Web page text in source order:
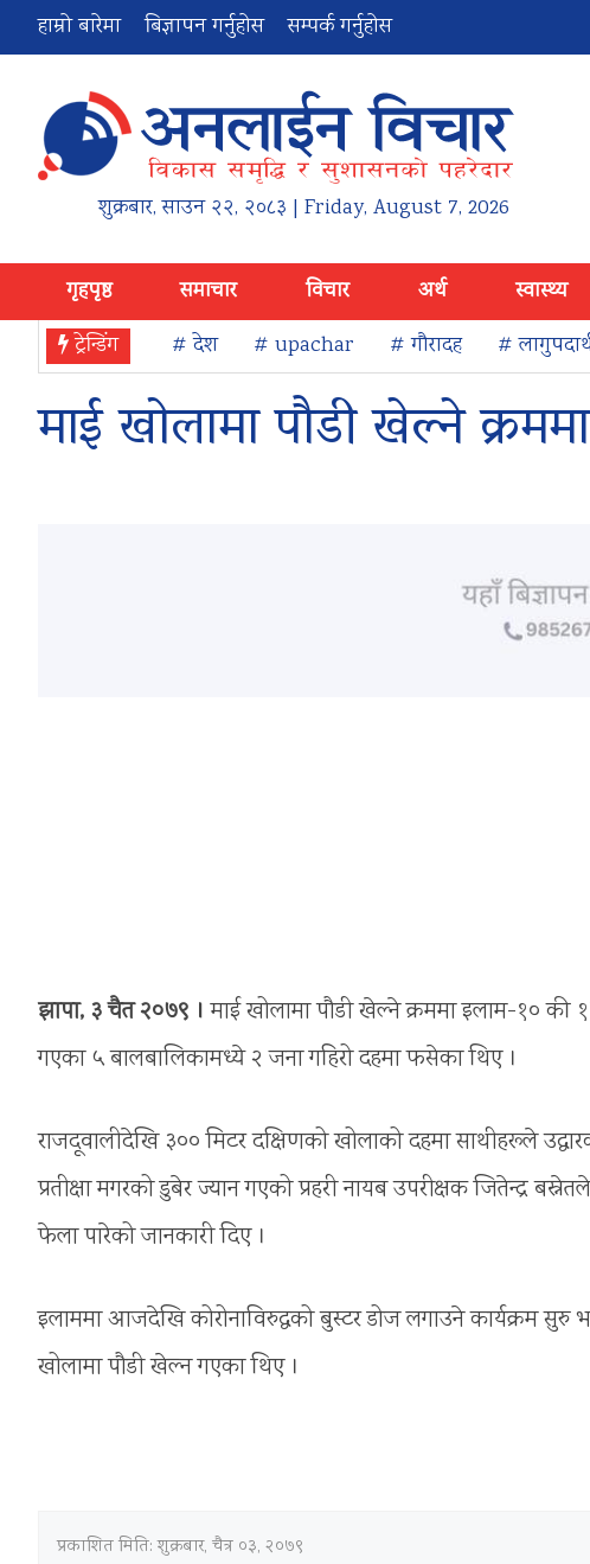
हाम्रो बारेमा बिज्ञापन गर्नुहोस सम्पर्क गर्नुहोस
शुक्रबार,साउन २२, २०८३ | Friday, August 7, 2026
गृहपृष्ठ समाचार विचार अर्थ स्वास्थ्य
ट्रेन्डिंग
# देश # upachar # गौरादह #
माई खोलामा पौडी खेल्ने
झापा, ३ चैत २०७९ । माई खोलामा पौडी खेल्ने क्रममा इलाम-१०
गएका ५ बालबालिकामध्ये २ जना गहिरो दहमा फसेका थिए ।
राजदूवालीदेखि ३०० मिटर दक्षिणको खोलाको दहमा साथीहरूले
प्रतीक्षा मगरको डुबेर ज्यान गएको प्रहरी नायब उपरीक्षक जितेन्द्र
फेला पारेको जानकारी दिए ।
इलाममा आजदेखि कोरोनाविरुद्धको बुस्टर डोज लगाउने कार्यक्रम
खोलामा पौडी खेल्न गएका थिए ।
प्रकाशित मिति:शुक्रबार, चैत्र ०३, २०७९